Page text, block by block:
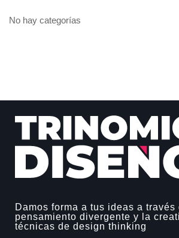
No hay categorías
Damos forma a tus ideas a través
pensamiento divergente y la
técnicas de design thinking